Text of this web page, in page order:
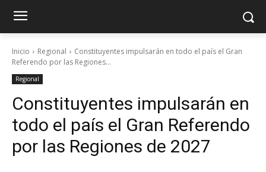
Inicio Regional
Constituyentes impulsarán en todo el país el Gran
Referendo por las Regiones...
Regional
Constituyentes impulsarán en
todo el país el Gran Referendo
por las Regiones de 2027